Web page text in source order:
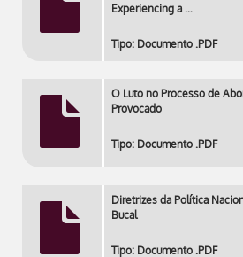
Experiencing a …
Tipo: Documento .PDF
O Luto no Processo de
Provocado
Tipo: Documento .PDF
Diretrizes da Política
Bucal
Tipo: Documento .PDF